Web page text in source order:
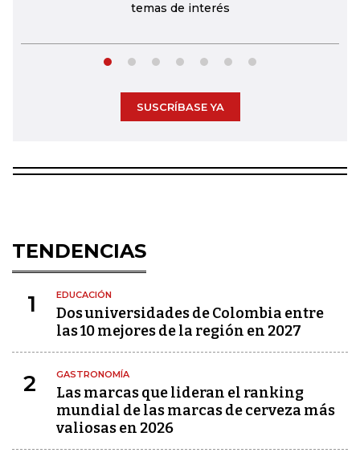
temas de interés
SUSCRÍBASE YA
TENDENCIAS
1 EDUCACIÓN
Dos universidades de Colombia entre
las 10 mejores de la región en 2027
2 GASTRONOMÍA
Las marcas que lideran el ranking
mundial de las marcas de cerveza más
valiosas en 2026